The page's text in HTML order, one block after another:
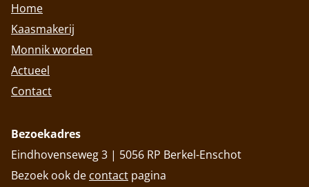
Home
Kaasmakerij
Monnik worden
Actueel
Contact
Bezoekadres
Eindhovenseweg 3 | 5056 RP Berkel-Enschot
Bezoek ook de contact pagina